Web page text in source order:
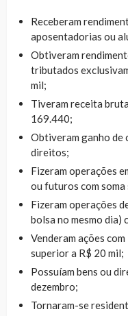
Receberam
aposentadorias ou
Obtiveram
tributados
mil;
Tiveram receita
169.440;
Obtiveram ganho de
direitos;
Fizeram operações
ou futuros com
Fizeram operações
bolsa no mesmo dia)
Venderam ações
superior a R$ 20 mil;
Possuíam bens ou
dezembro;
Tornaram-se